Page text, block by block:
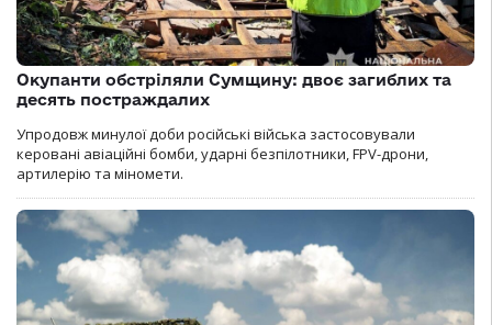
Окупанти обстріляли Сумщину: двоє загиблих та
десять постраждалих
Упродовж минулої доби російські війська застосовували
керовані авіаційні бомби, ударні безпілотники, FPV-дрони,
артилерію та міномети.